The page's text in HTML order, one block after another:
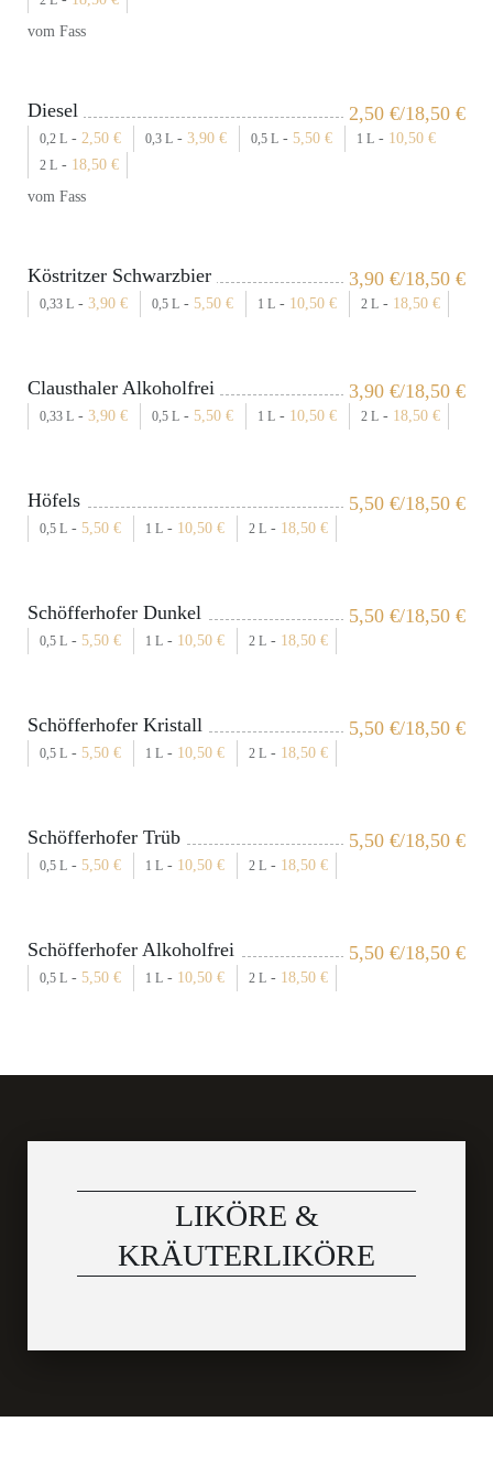
vom Fass
2,50 €/18,50 €
Diesel
0,2 L - 2,50 € 0,3 L - 3,90 € 0,5 L - 5,50 € 1 L - 10,50 €
2 L - 18,50 €
vom Fass
3,90 €/18,50 €
Köstritzer Schwarzbier
0,33 L - 3,90 € 0,5 L - 5,50 € 1 L - 10,50 € 2 L - 18,50 €
3,90 €/18,50 €
Clausthaler Alkoholfrei
0,33 L - 3,90 € 0,5 L - 5,50 € 1 L - 10,50 € 2 L - 18,50 €
5,50 €/18,50 €
Höfels
0,5 L - 5,50 € 1 L - 10,50 € 2 L - 18,50 €
5,50 €/18,50 €
Schöfferhofer Dunkel
0,5 L - 5,50 € 1 L - 10,50 € 2 L - 18,50 €
5,50 €/18,50 €
Schöfferhofer Kristall
0,5 L - 5,50 € 1 L - 10,50 € 2 L - 18,50 €
5,50 €/18,50 €
Schöfferhofer Trüb
0,5 L - 5,50 € 1 L - 10,50 € 2 L - 18,50 €
5,50 €/18,50 €
Schöfferhofer Alkoholfrei
0,5 L - 5,50 € 1 L - 10,50 € 2 L - 18,50 €
LIKÖRE &
KRÄUTERLIKÖRE